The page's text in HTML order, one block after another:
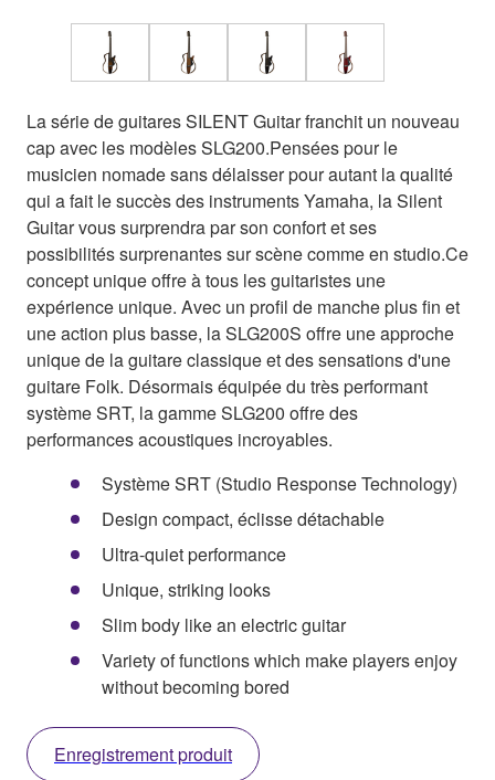
La série de guitares SILENT Guitar franchit un nouveau
cap avec les modèles SLG200.Pensées pour le
musicien nomade sans délaisser pour autant la qualité
qui a fait le succès des instruments Yamaha, la Silent
Guitar vous surprendra par son confort et ses
possibilités surprenantes sur scène comme en studio.Ce
concept unique offre à tous les guitaristes une
expérience unique. Avec un profil de manche plus fin et
une action plus basse, la SLG200S offre une approche
unique de la guitare classique et des sensations d'une
guitare Folk. Désormais équipée du très performant
système SRT, la gamme SLG200 offre des
performances acoustiques incroyables.
Système SRT (Studio Response Technology)
Design compact, éclisse détachable
Ultra-quiet performance
Unique, striking looks
Slim body like an electric guitar
Variety of functions which make players enjoy
without becoming bored
Enregistrement produit